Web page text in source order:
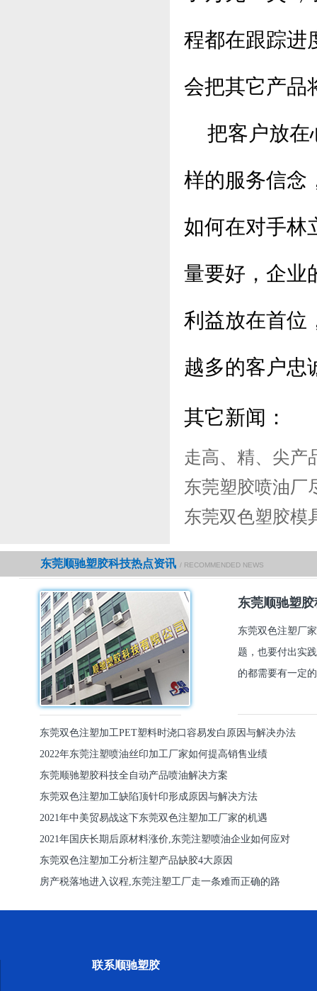
程都在跟踪进
会把其它产品
把客户放在
样的服务信念
如何在对手林
量要好，企业
利益放在首位
越多的客户忠
其它新闻：
走高、精、尖产
东莞塑胶喷油厂
东莞双色塑胶模
东莞顺驰塑胶科技热点资讯 / RECOMMENDED NEWS
东莞顺驰塑
东莞双色注塑厂
题，也要付出实
的都需要有一定
东莞双色注塑加工PET塑料时浇口容易发白原因与解决办法
2022年东莞注塑喷油丝印加工厂家如何提高销售业绩
东莞顺驰塑胶科技全自动产品喷油解决方案
东莞双色注塑加工缺陷顶针印形成原因与解决方法
2021年中美贸易战这下东莞双色注塑加工厂家的机遇
2021年国庆长期后原材料涨价,东莞注塑喷油企业如何应对
东莞双色注塑加工分析注塑产品缺胶4大原因
房产税落地进入议程,东莞注塑工厂走一条难而正确的路
联系顺驰塑胶